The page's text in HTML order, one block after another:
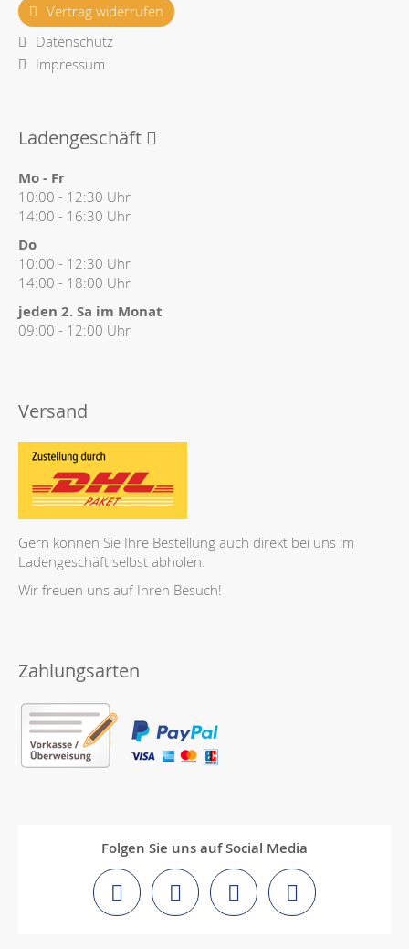
Vertrag widerrufen
Datenschutz
Impressum
Ladengeschäft
Mo - Fr
10:00 - 12:30 Uhr
14:00 - 16:30 Uhr
Do
10:00 - 12:30 Uhr
14:00 - 18:00 Uhr
jeden 2. Sa im Monat
09:00 - 12:00 Uhr
Versand
Gern können Sie Ihre Bestellung auch direkt bei uns im
Ladengeschäft selbst abholen.
Wir freuen uns auf Ihren Besuch!
Zahlungsarten
Folgen Sie uns auf Social Media